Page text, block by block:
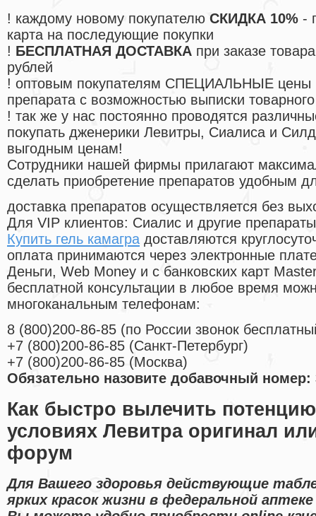
! каждому новому покупателю СКИДКА 10% -
карта на последующие покупки
! БЕСПЛАТНАЯ ДОСТАВКА при заказе
рублей
! оптовым покупателям СПЕЦИАЛЬНЫЕ цены
препарата с возможностью выписки
! так же у нас постоянно проводятся
покупать дженерики Левитры, Сиалиса и
выгодным ценам!
Cотрудники нашей фирмы прилагают
сделать приобретение препаратов удобным
доставка препаратов осуществляется без
Для VIP клиентов: Сиалис и другие
Купить гель камагра доставляются
оплата принимаются через электронные
Деньги, Web Money и с банковских карт
бесплатной консультации в любое время
многоканальным телефонам:
8 (800)200-86-85 (по России звонок
+7 (800)200-86-85 (Санкт-Петербург)
+7 (800)200-86-85 (Москва)
Обязательно назовите добавочный номер:
Как быстро вылечить
условиях Левитра оригинал
форум
Для Вашего здоровья действующие
ярких красок жизни в федеральной